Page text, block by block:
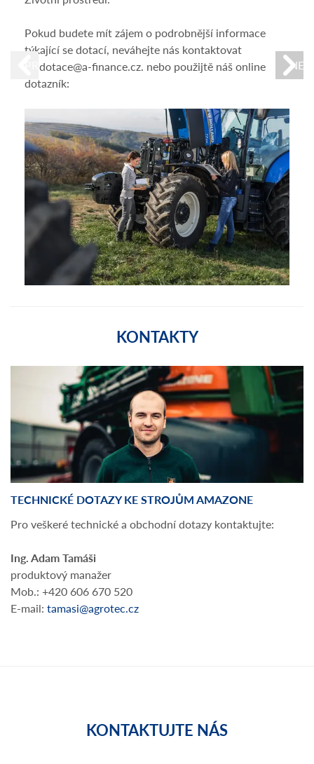
PREVIOUS
Pokud budete mít zájem o podrobnější informace
týkající se dotací, neváhejte nás kontaktovat
na dotace@a-finance.cz. nebo použijtě náš online
dotazník:
KONTAKTY
TECHNICKÉ DOTAZY KE STROJŮM AMAZONE
Pro veškeré technické a obchodní dotazy kontaktujte:
Ing. Adam Tamáši
produktový manažer
Mob.: +420 606 670 520
E-mail: tamasi@agrotec.cz
KONTAKTUJTE NÁS